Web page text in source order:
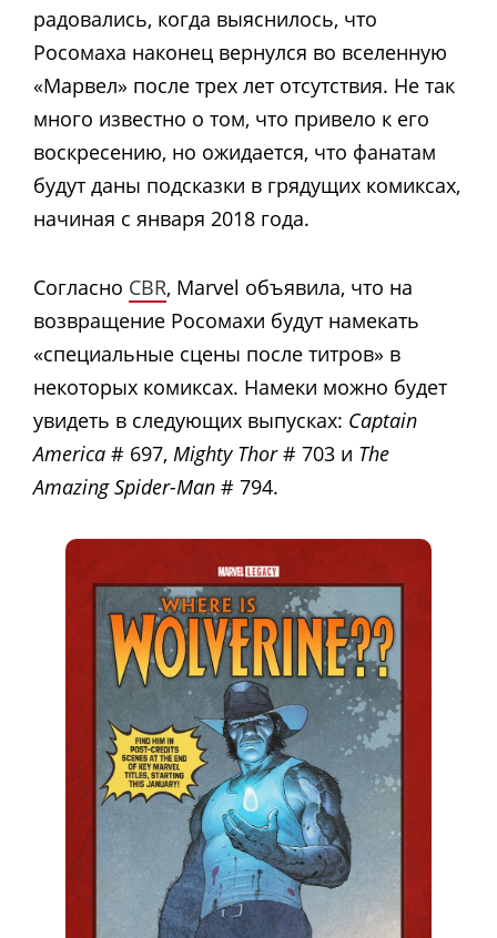
радовались, когда выяснилось, что
Росомаха наконец вернулся во вселенную
«Марвел» после трех лет отсутствия. Не так
много известно о том, что привело к его
воскресению, но ожидается, что фанатам
будут даны подсказки в грядущих комиксах,
начиная с января 2018 года.
Согласно CBR, Marvel объявила, что на
возвращение Росомахи будут намекать
«специальные сцены после титров» в
некоторых комиксах. Намеки можно будет
увидеть в следующих выпусках: Captain
America # 697, Mighty Thor# 703 и The
Amazing Spider-Man # 794.